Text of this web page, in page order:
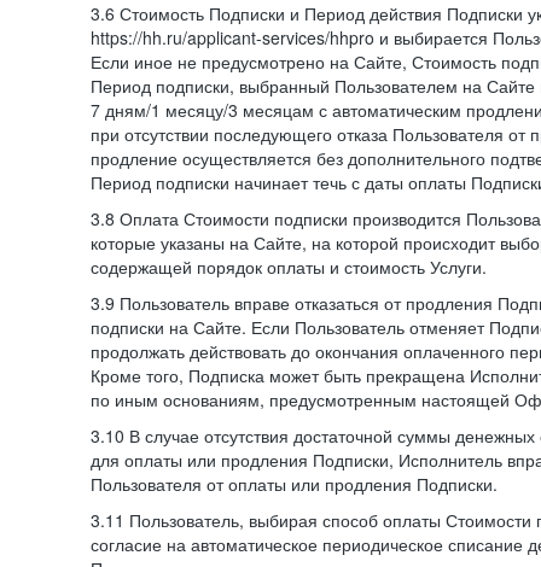
3.6 Стоимость Подписки и Период действия Подписки
https://hh.ru/applicant-services/hhpro и выбирается
Если иное не предусмотрено на Сайте, Стоимость
Период подписки, выбранный Пользователем на
7 дням/1 месяцу/3 месяцам с автоматическим
при отсутствии последующего отказа Пользователя от
продление осуществляется без дополнительного
Период подписки начинает течь с даты оплаты
3.8 Оплата Стоимости подписки производится
которые указаны на Сайте, на которой происходит
содержащей порядок оплаты и стоимость Услуги.
3.9 Пользователь вправе отказаться от продления
подписки на Сайте. Если Пользователь отменяет
продолжать действовать до окончания оплаченного
Кроме того, Подписка может быть прекращена
по иным основаниям, предусмотренным настоящей
3.10 В случае отсутствия достаточной суммы денежных
для оплаты или продления Подписки, Исполнитель
Пользователя от оплаты или продления Подписки.
3.11 Пользователь, выбирая способ оплаты Стоимости
согласие на автоматическое периодическое списание